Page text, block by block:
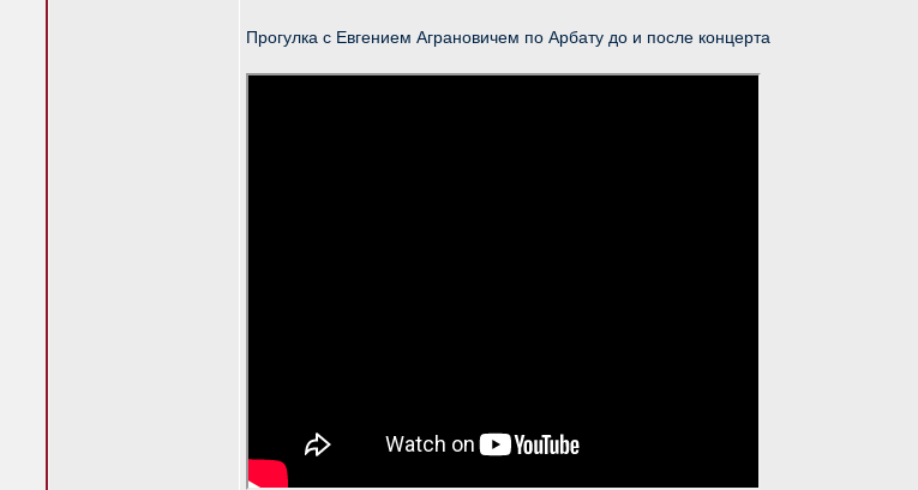
Прогулка с Евгением Аграновичем по Арбату до и после концерта